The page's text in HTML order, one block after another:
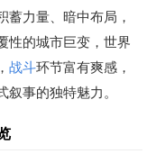
蓄力量、暗中布局，
性的城市巨变，世界
战斗环节富有爽感，
事的独特魅力。